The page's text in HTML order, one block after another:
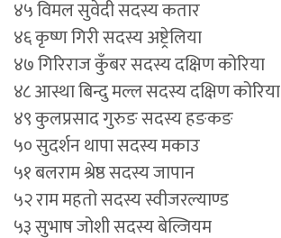
४५ विमल सुवेदी सदस्य कतार
४६ कृष्ण गिरी सदस्य अष्ट्रेलिया
४७ गिरिराज कुँबर सदस्य दक्षिण कोरिया
४८ आस्था बिन्दु मल्ल सदस्य दक्षिण कोरिया
४९ कुलप्रसाद गुरुङ सदस्य हङकङ
५० सुदर्शन थापा सदस्य मकाउ
५१ बलराम श्रेष्ठ सदस्य जापान
५२ राम महतो सदस्य स्वीजरल्याण्ड
५३ सुभाष जोशी सदस्य बेल्जियम